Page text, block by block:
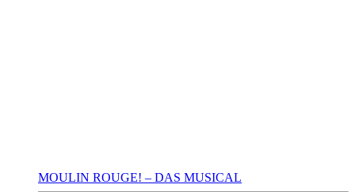
MOULIN ROUGE! – DAS MUSICAL